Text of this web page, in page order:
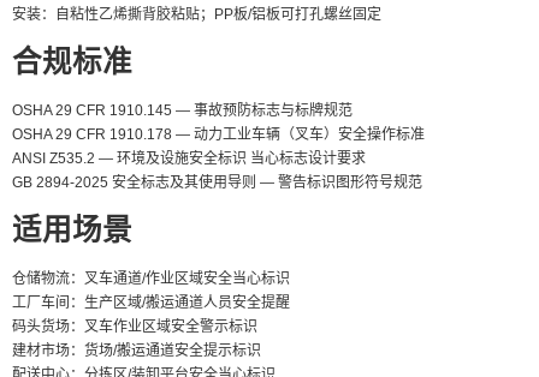
安装：自粘性乙烯撕背胶粘贴；PP板/铝板可打孔螺丝固定
合规标准
OSHA 29 CFR 1910.145 — 事故预防标志与标牌规范
OSHA 29 CFR 1910.178 — 动力工业车辆（叉车）安全操作标准
ANSI Z535.2 — 环境及设施安全标识 当心标志设计要求
GB 2894-2025 安全标志及其使用导则 — 警告标识图形符号规范
适用场景
仓储物流：叉车通道/作业区域安全当心标识
工厂车间：生产区域/搬运通道人员安全提醒
码头货场：叉车作业区域安全警示标识
建材市场：货场/搬运通道安全提示标识